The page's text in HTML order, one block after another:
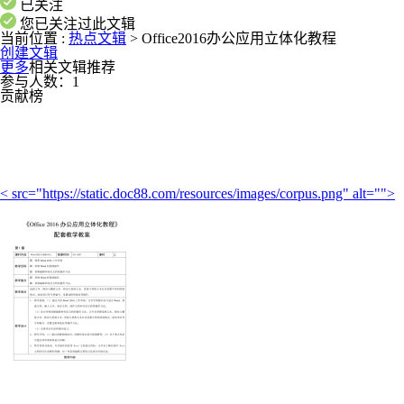
已关注
您已关注过此文辑
当前位置 : 热点文辑 > Office2016办公应用立体化教程
创建文辑
更多相关文辑推荐
参与人数： 1
贡献榜
< src="https://static.doc88.com/resources/images/corpus.png" alt="">